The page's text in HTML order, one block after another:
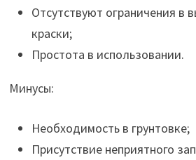
Отсутствуют ограничения в
краски;
Простота в использовании.
Минусы:
Необходимость в грунтовке;
Присутствие неприятного